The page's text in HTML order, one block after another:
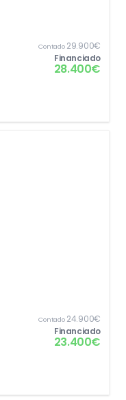
Contado29.900€
Financiado
28.400€
Contado24.900€
Financiado
23.400€